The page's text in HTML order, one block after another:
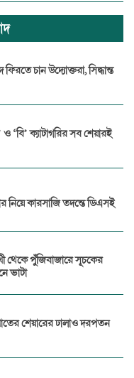
চান উদ্যোক্তরা, সিদ্ধান্ত
‘বি’ ক্যাটাগরির সব শেয়ারই
নিয়ে কারসাজি তদন্তে ডিএসই
থেকে পুঁজিবাজারে সূচকের
ভাটা
শেয়ারের ঢালাও দরপতন